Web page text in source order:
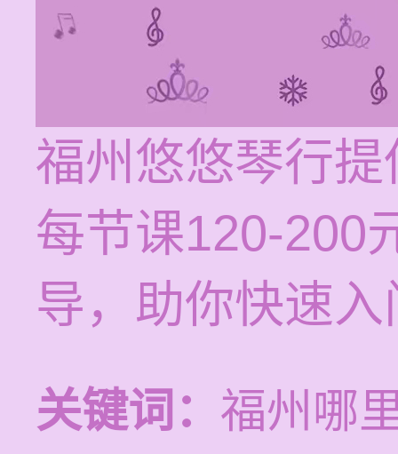
福州悠悠琴行
每节课120-200
导，助你快速入
关键词： 福州哪